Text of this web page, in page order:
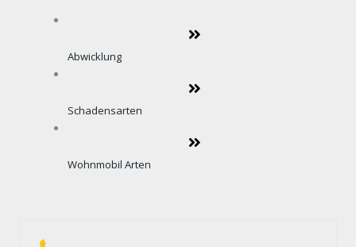
Abwicklung
Schadensarten
Wohnmobil Arten